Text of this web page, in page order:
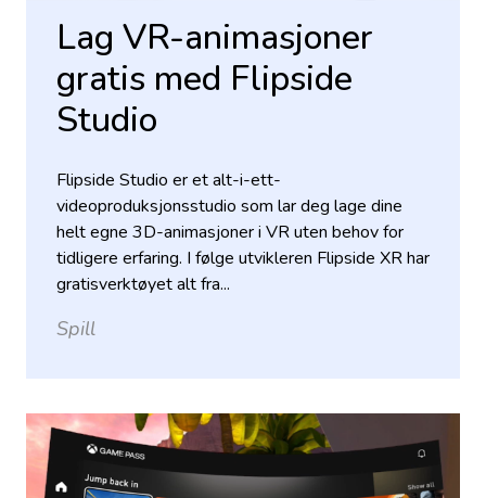
Lag VR-animasjoner
gratis med Flipside
Studio
Flipside Studio er et alt-i-ett-
videoproduksjonsstudio som lar deg lage dine
helt egne 3D-animasjoner i VR uten behov for
tidligere erfaring. I følge utvikleren Flipside XR har
gratisverktøyet alt fra...
Spill